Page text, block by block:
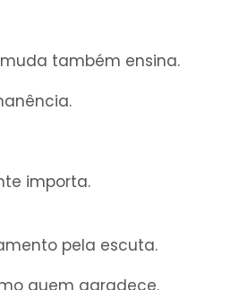
também ensina.
importa.
pela escuta.
quem agradece.